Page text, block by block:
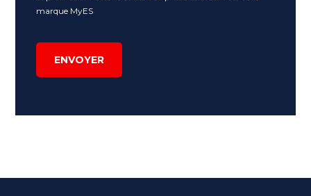
marque MyES
ENVOYER